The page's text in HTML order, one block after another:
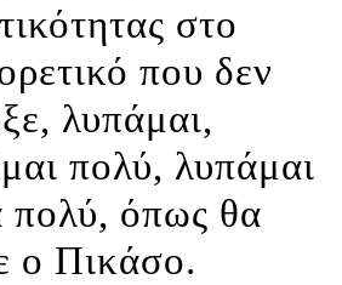
στο
που δεν
λυπάμαι,
πολύ, λυπάμαι
πολύ, όπως θα
ο Πικάσο.